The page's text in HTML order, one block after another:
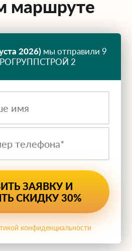
маршруте
2026) мы отправили 9
2
конфиденциальности